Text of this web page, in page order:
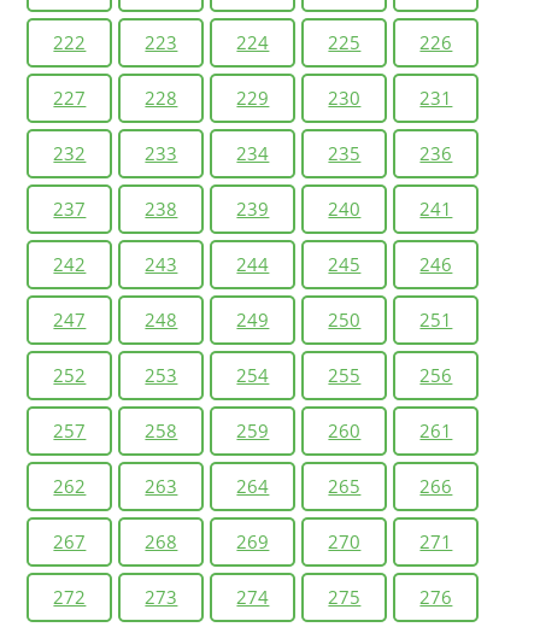
222 223 224 225 226
227 228 229 230 231
232 233 234 235 236
237 238 239 240 241
242 243 244 245 246
247 248 249 250 251
252 253 254 255 256
257 258 259 260 261
262 263 264 265 266
267 268 269 270 271
272 273 274 275 276